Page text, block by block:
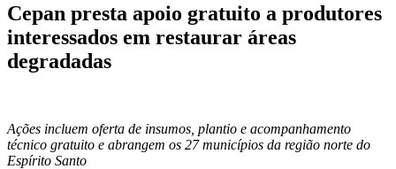
Cepan presta apoio gratuito a produtores
interessados em restaurar áreas
degradadas
Ações incluem oferta de insumos, plantio e acompanhamento
técnico gratuito e abrangem os 27 municípios da região norte do
Espírito Santo